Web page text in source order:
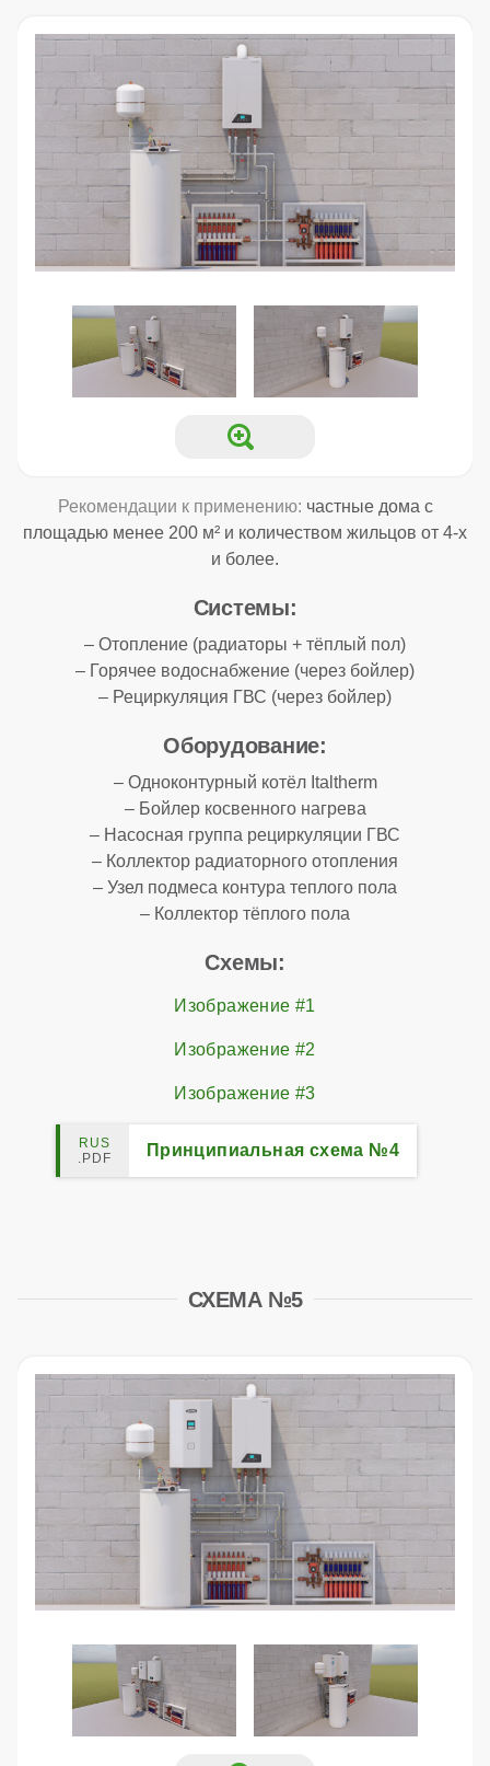
Рекомендации к применению: частные дома с
площадью менее 200 м² и количеством жильцов от 4-х
и более.
Системы:
– Отопление (радиаторы + тёплый пол)
– Горячее водоснабжение (через бойлер)
– Рециркуляция ГВС (через бойлер)
Оборудование:
– Одноконтурный котёл Italtherm
– Бойлер косвенного нагрева
– Насосная группа рециркуляции ГВС
– Коллектор радиаторного отопления
– Узел подмеса контура теплого пола
– Коллектор тёплого пола
Схемы:
Изображение #1
Изображение #2
Изображение #3
Принципиальная схема №4
СХЕМА №5